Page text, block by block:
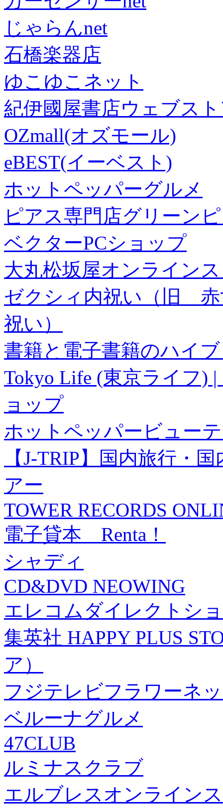
じゃらんnet
石橋楽器店
ゆこゆこネット
紀伊國屋書店ウェブス
OZmall(オズモール)
eBEST(イーベスト)
ホットペッパーグルメ
ピアス専門店グリーン
ベクターPCショップ
大丸松坂屋オンライン
ゼクシィ内祝い（旧 赤
祝い）
書籍と電子書籍のハイ
Tokyo Life (東京ライフ)
ョップ
ホットペッパービュー
【J-TRIP】国内旅行・
アー
TOWER RECORDS
電子貸本 Renta！
シャディ
CD&DVD NEOWING
エレコムダイレクトシ
集英社 HAPPY PLUS
ア）
フジテレビフラワーネ
ベルーナグルメ
47CLUB
ルミナスクラブ
エルブレスオンライン